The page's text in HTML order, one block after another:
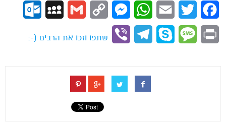
Facebook
Twitter
Email
WhatsApp
Messenger
Copy
Gmail
MySpace
Print
Message
Skype
Telegram
Viber
שתפו וזכו את הרבים (-: